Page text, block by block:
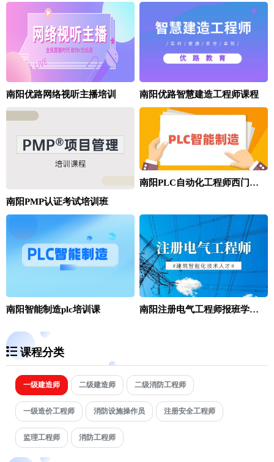
南阳优路网络视听主播培训 南阳优路智慧建造工程师课程
南阳PMP认证考试培训班
南阳PLC自动化工程师西门子S7-1200/1500编程班
南阳智能制造plc培训课 南阳注册电气工程师报班学习多少钱
课程分类
一级建造师 二级建造师 二级消防工程师
一级造价工程师 消防设施操作员 注册安全工程师
监理工程师 消防工程师